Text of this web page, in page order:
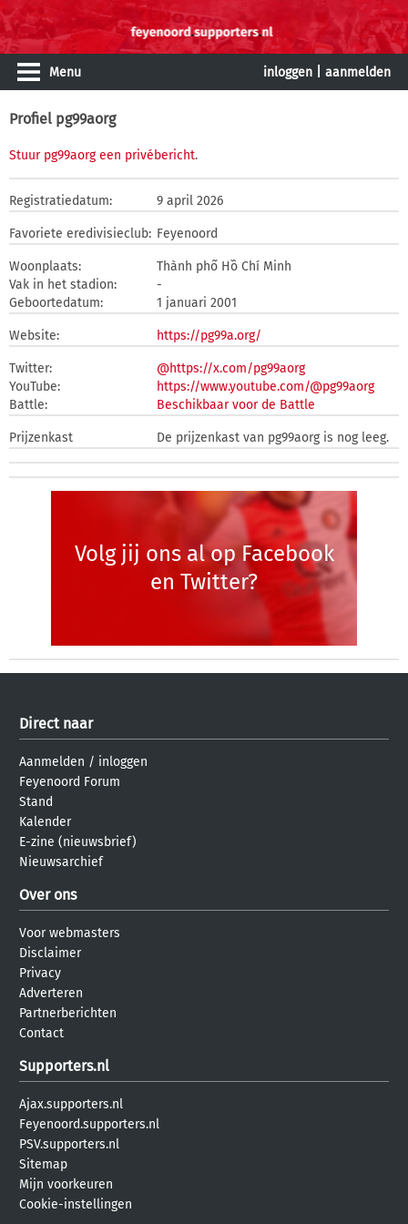
Menu inloggen aanmelden
Profiel pg99aorg
Stuur pg99aorg een privébericht.
Registratiedatum: 9 april 2026
Favoriete eredivisieclub: Feyenoord
Woonplaats:
Thành phố Hồ Chí Minh
Vak in het stadion:
-
Geboortedatum:
1 januari 2001
Website: https://pg99a.org/
Twitter:
@https://x.com/pg99aorg
YouTube:
https://www.youtube.com/@pg99aorg
Battle:
Beschikbaar voor de Battle
Prijzenkast De prijzenkast van pg99aorg is nog leeg.
Volg jij ons al op Facebook
en Twitter?
Direct naar
Aanmelden / inloggen
Feyenoord Forum
Stand
Kalender
E-zine (nieuwsbrief)
Nieuwsarchief
Over ons
Voor webmasters
Disclaimer
Privacy
Adverteren
Partnerberichten
Contact
Supporters.nl
Ajax.supporters.nl
Feyenoord.supporters.nl
PSV.supporters.nl
Sitemap
Mijn voorkeuren
Cookie-instellingen